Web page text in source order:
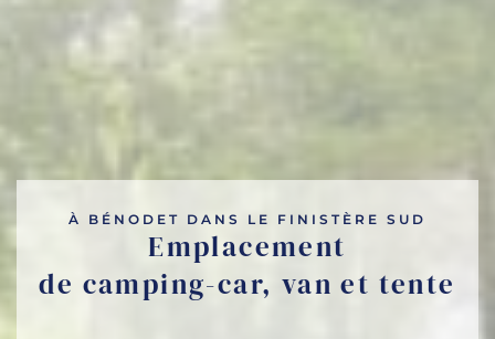
À BÉNODET DANS LE FINISTÈRE SUD
Emplacement
de camping-car, van et tente